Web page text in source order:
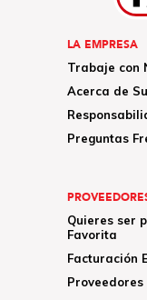
LA EMPRESA
Trabaje con
Acerca de
Preguntas
Quieres ser
Favorita
Facturación
Proveedores